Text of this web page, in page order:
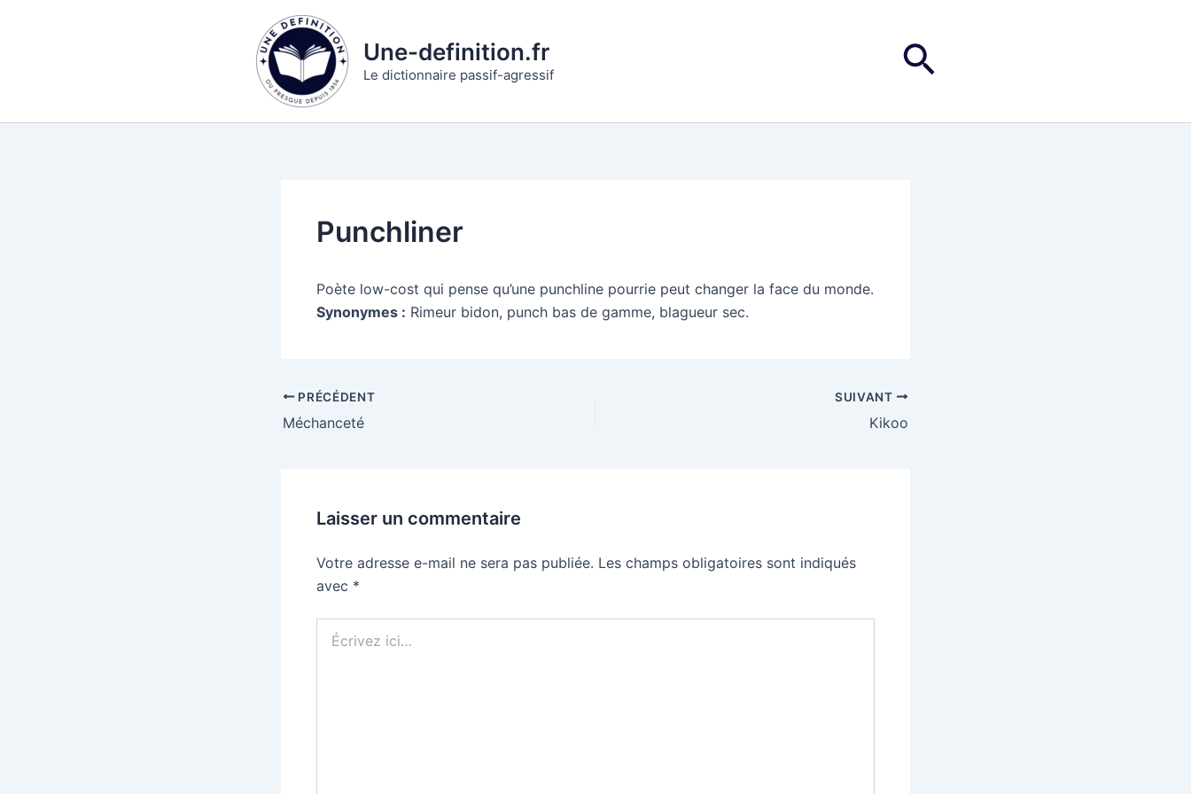
Une-definition.fr
Le dictionnaire passif-agressif Rechercher
Punchliner
Poète low-cost qui pense qu’une punchline pourrie peut changer la face du monde.
Synonymes : Rimeur bidon, punch bas de gamme, blagueur sec.
PRÉCÉDENT
Méchanceté
SUIVANT
Kikoo
Laisser un commentaire
Votre adresse e-mail ne sera pas publiée. Les champs obligatoires sont indiqués
avec *
ici…